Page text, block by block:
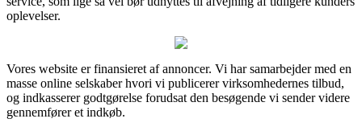
oplevelser.
Vores website er finansieret af annoncer. Vi har samarbejder med en
masse online selskaber hvori vi publicerer virksomhedernes tilbud,
og indkasserer godtgørelse forudsat den besøgende vi sender videre
gennemfører et indkøb.